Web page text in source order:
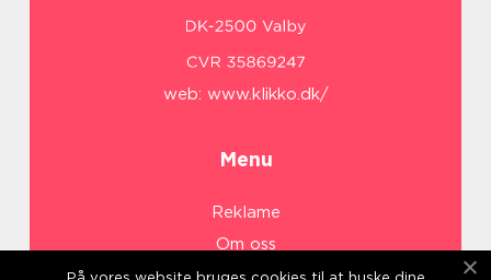
web: www.klikko.dk/
Menu
Reklame
Om oss
Cookies